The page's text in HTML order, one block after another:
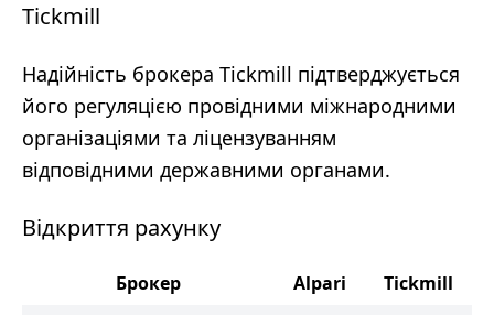
Tickmill
Надійність брокера Tickmill підтверджується
його регуляцією провідними міжнародними
організаціями та ліцензуванням
відповідними державними органами.
Відкриття рахунку
Брокер Alpari
Tickmill